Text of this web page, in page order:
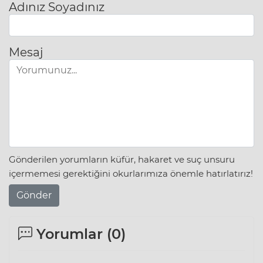
Adınız Soyadınız
Mesaj
Gönderilen yorumların küfür, hakaret ve suç unsuru
içermemesi gerektiğini okurlarımıza önemle hatırlatırız!
Gönder
Yorumlar (0)